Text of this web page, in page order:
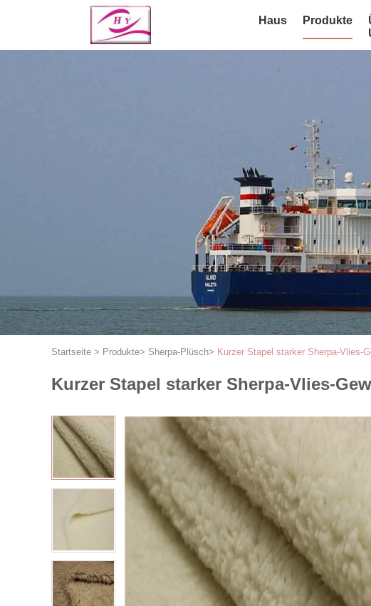
Haus Produkte
Startseite > Produkte> Sherpa-Plüsch> Kurzer Stapel starker Sherpa-Vlies-
Kurzer Stapel starker Sherpa-Vlies-